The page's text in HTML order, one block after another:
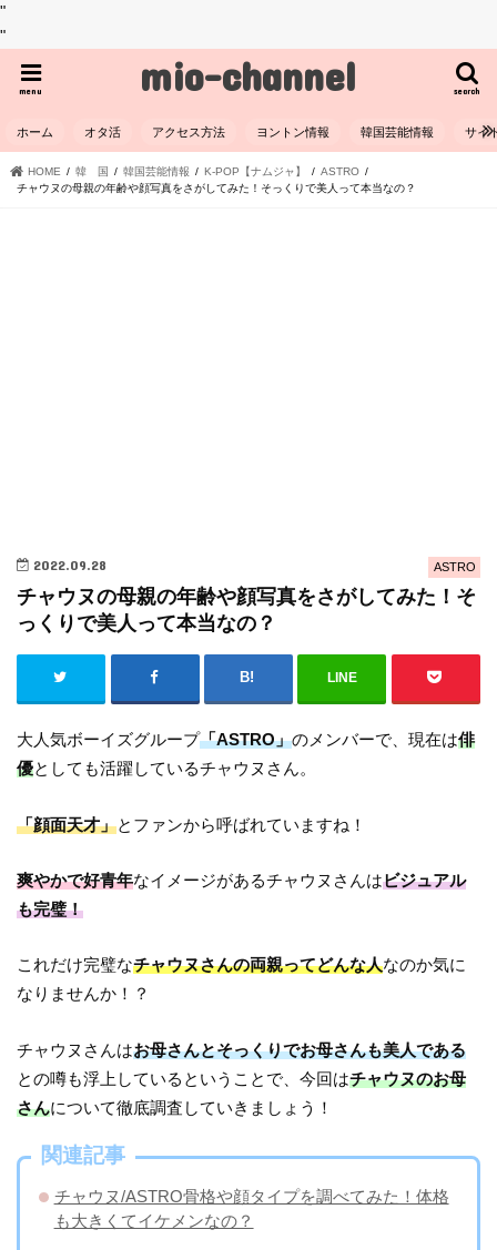
"
"
mio-channel search
menu
ホーム オタ活 アクセス方法 ヨントン情報 韓国芸能情報 サイ
HOME 韓 国 韓国芸能情報 K-POP【ナムジャ】
ASTRO
チャウヌの母親の年齢や顔写真をさがしてみた！そっくりで美人って本当なの？
ASTRO
2022.09.28
チャウヌの母親の年齢や顔写真をさがしてみた！そ
っくりで美人って本当なの？
LINE
大人気ボーイズグループ「ASTRO」のメンバーで、現在は俳
優としても活躍しているチャウヌさん。
「顔面天才」とファンから呼ばれていますね！
爽やかで好青年なイメージがあるチャウヌさんはビジュアル
も完璧！
これだけ完璧なチャウヌさんの両親ってどんな人なのか気に
なりませんか！？
チャウヌさんはお母さんとそっくりでお母さんも美人である
との噂も浮上しているということで、今回はチャウヌのお母
さんについて徹底調査していきましょう！
関連記事
チャウヌ/ASTRO骨格や顔タイプを調べてみた！体格
も大きくてイケメンなの？